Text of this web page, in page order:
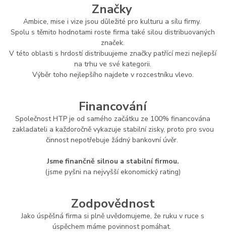
Značky
Ambice, mise i vize jsou důležité pro kulturu a sílu firmy.
Spolu s těmito hodnotami roste firma také silou distribuovaných
značek.
V této oblasti s hrdostí distribuujeme značky patřící mezi nejlepší
na trhu ve své kategorii.
Výběr toho nejlepšího najdete v rozcestníku vlevo.
Financování
Společnost HTP je od samého začátku ze 100% financována
zakladateli a každoročně vykazuje stabilní zisky, proto pro svou
činnost nepotřebuje žádný bankovní úvěr.
Jsme finančně silnou a stabilní firmou.
(jsme pyšni na nejvyšší ekonomický rating)
Zodpovědnost
Jako úspěšná firma si plně uvědomujeme, že ruku v ruce s
úspěchem máme povinnost pomáhat.